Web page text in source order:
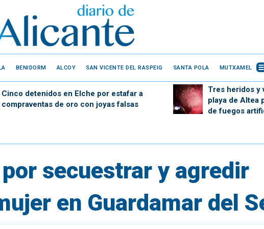
BENIDORM ALCOY SAN VICENTE DEL RASPEIG SANTA POLA MUTXAMEL
Cinco detenidos en Elche por estafar a
compraventas de oro con joyas falsas
Tres heridos y
playa de Altea
de fuegos
secuestrar y agredir
en Guardamar del